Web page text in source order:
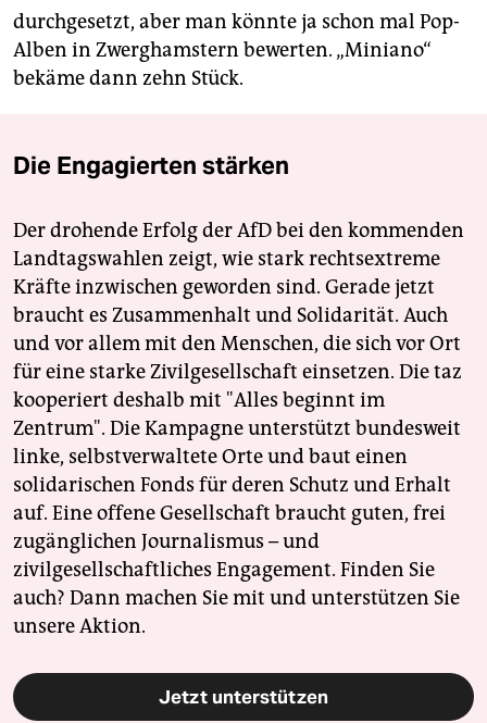
durchgesetzt, aber man könnte ja schon mal Pop-
Alben in Zwerghamstern bewerten. „Miniano“
bekäme dann zehn Stück.
Die Engagierten stärken
Der drohende Erfolg der AfD bei den kommenden
Landtagswahlen zeigt, wie stark rechtsextreme
Kräfte inzwischen geworden sind. Gerade jetzt
braucht es Zusammenhalt und Solidarität. Auch
und vor allem mit den Menschen, die sich vor Ort
für eine starke Zivilgesellschaft einsetzen. Die taz
kooperiert deshalb mit "Alles beginnt im
Zentrum". Die Kampagne unterstützt bundesweit
linke, selbstverwaltete Orte und baut einen
solidarischen Fonds für deren Schutz und Erhalt
auf. Eine offene Gesellschaft braucht guten, frei
zugänglichen Journalismus – und
zivilgesellschaftliches Engagement. Finden Sie
auch? Dann machen Sie mit und unterstützen Sie
unsere Aktion.
Jetzt unterstützen